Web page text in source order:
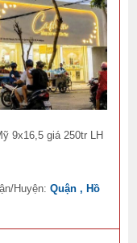
9x16,5 giá 250tr LH
Huyện:Quận , Hồ